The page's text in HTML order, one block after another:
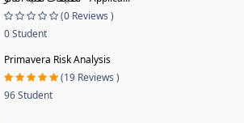
(0 Reviews )
0 Student
Primavera Risk Analysis
(19 Reviews )
96 Student